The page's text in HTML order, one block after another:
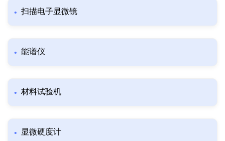
扫描电子显微镜
能谱仪
材料试验机
显微硬度计